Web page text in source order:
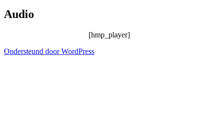
Audio
[hmp_player]
Ondersteund door WordPress